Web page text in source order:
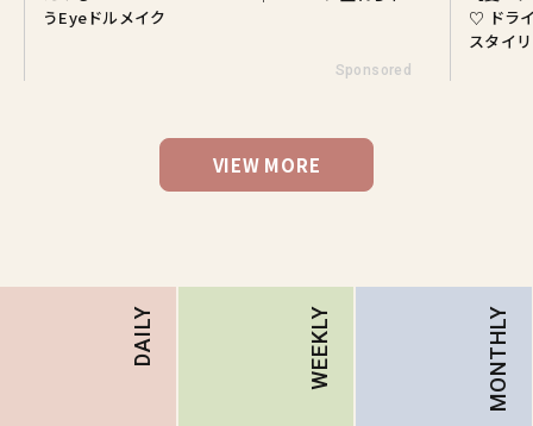
うEyeドルメイク
Sponsored
♡ ドラ
スタイ
VIEW MORE
DAILY WEEKLY MONTHLY